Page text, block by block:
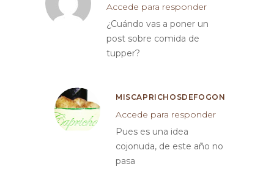
Accede para responder
¿Cuándo vas a poner un
post sobre comida de
tupper?
MISCAPRICHOSDEFOGON
Accede para responder
Pues es una idea
cojonuda, de este año no
pasa